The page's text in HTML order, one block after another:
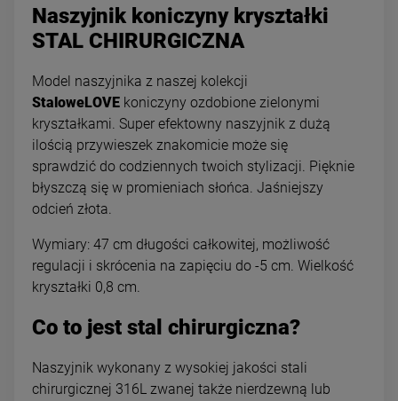
Naszyjnik koniczyny kryształki
STAL CHIRURGICZNA
Model naszyjnika z naszej kolekcji
StaloweLOVE koniczyny ozdobione zielonymi
kryształkami. Super efektowny naszyjnik z dużą
ilością przywieszek znakomicie może się
sprawdzić do codziennych twoich stylizacji. Pięknie
błyszczą się w promieniach słońca. Jaśniejszy
odcień złota.
Wymiary: 47 cm długości całkowitej, możliwość
regulacji i skrócenia na zapięciu do -5 cm. Wielkość
kryształki 0,8 cm.
Co to jest stal chirurgiczna?
Naszyjnik wykonany z wysokiej jakości stali
chirurgicznej 316L zwanej także nierdzewną lub